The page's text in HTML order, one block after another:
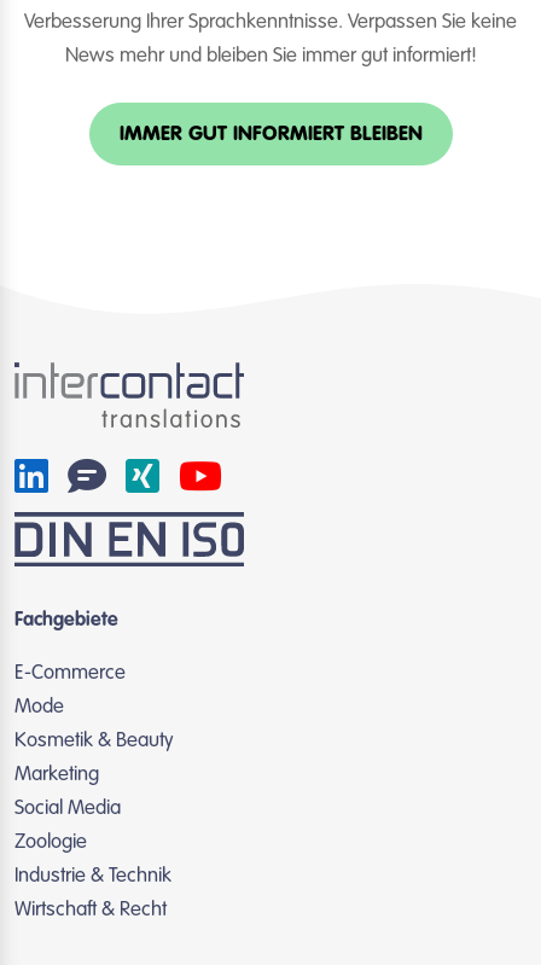
Verbesserung Ihrer Sprachkenntnisse. Verpassen Sie keine
News mehr und bleiben Sie immer gut informiert!
IMMER GUT INFORMIERT BLEIBEN
Fachgebiete
E-Commerce
Mode
Kosmetik & Beauty
Marketing
Social Media
Zoologie
Industrie & Technik
Wirtschaft & Recht